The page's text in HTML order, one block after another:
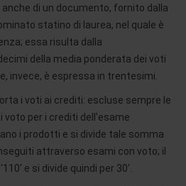
anche di un documento, fornito dalla
statino di laurea, nel quale è
essa risulta dalla
della media ponderata dei voti
invece, è espressa in trentesimi.
i voti ai crediti: escluse sempre le
per i crediti dell’esame
i prodotti e si divide tale somma
attraverso esami con voto; il
e si divide quindi per 30'.